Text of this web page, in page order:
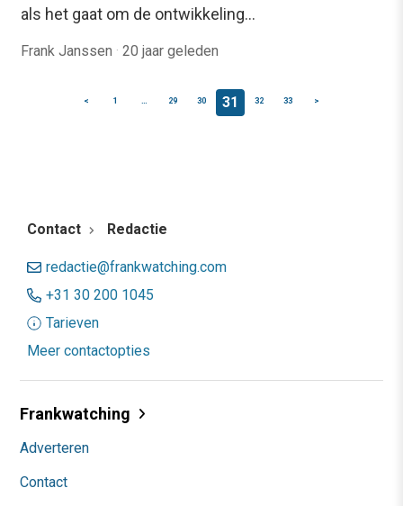
als het gaat om de ontwikkeling…
Frank Janssen · 20 jaar geleden
< 1 29 30 31 32 33 >
Contact Redactie
redactie@frankwatching.com
+31 30 200 1045
Tarieven
Meer contactopties
Frankwatching
Adverteren
Contact